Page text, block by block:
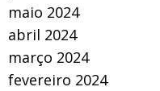
maio 2024
abril 2024
março 2024
fevereiro 2024